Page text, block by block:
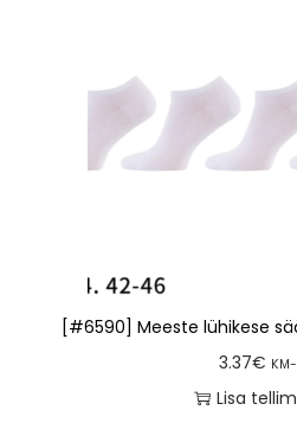
[#6590] Meeste lühikese
3.37€
Lisa